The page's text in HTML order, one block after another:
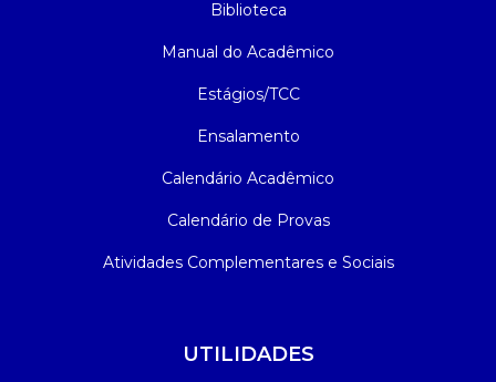
Biblioteca
Manual do Acadêmico
Estágios/TCC
Ensalamento
Calendário Acadêmico
Calendário de Provas
Atividades Complementares e Sociais
UTILIDADES